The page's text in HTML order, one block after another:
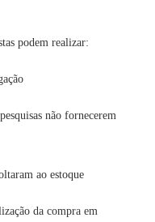
podem realizar:
não fornecerem
ao estoque
da compra em